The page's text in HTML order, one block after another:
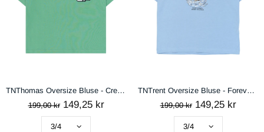
TNThomas Oversize Bluse - Creme De Menthe
199,00 kr 149,25 kr
TNTrent Oversize Bluse - Forever Blue
199,00 kr 149,25 kr